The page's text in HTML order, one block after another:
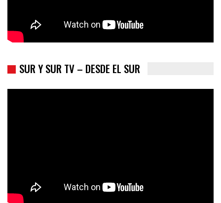
SUR Y SUR TV – DESDE EL SUR